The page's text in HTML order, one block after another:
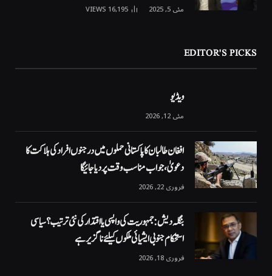
مئی 5, 2025 16,195
VIEWS
EDITOR'S PICKS
ویڈیو
مئی 12, 2026
افغان طالبان کا پاکستانی حملوں میں درجنوں افراد کی ہلاکت کا
دعویٰ، جواب مناسب وقت پر دیا جائیگا
فروری 22, 2026
بنگلہ دیش: جمہوریت کی واپسی یا اقتدار کی نئی ترتیب؟ سیاسی
استحکام جنوبی ایشیائی ملکوں کیلئے ناگزیر ہے
فروری 18, 2026